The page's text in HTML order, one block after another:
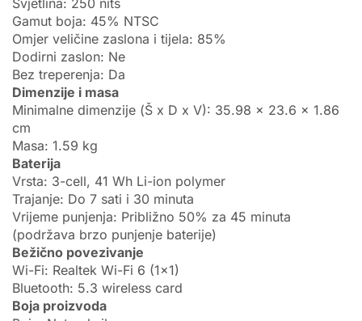
Svjetlina: 250 nits
Gamut boja: 45% NTSC
Omjer veličine zaslona i tijela: 85%
Dodirni zaslon: Ne
Bez treperenja: Da
Dimenzije i masa
Minimalne dimenzije (Š x D x V): 35.98 x 23.6 x 1.86
cm
Masa: 1.59 kg
Baterija
Vrsta: 3-cell, 41 Wh Li-ion polymer
Trajanje: Do 7 sati i 30 minuta
Vrijeme punjenja: Približno 50% za 45 minuta
(podržava brzo punjenje baterije)
Bežično povezivanje
Wi-Fi: Realtek Wi-Fi 6 (1×1)
Bluetooth: 5.3 wireless card
Boja proizvoda